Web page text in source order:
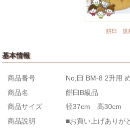
餠臼 規
基本情報
商品番号
No,臼 BM-8 2升用
商品名
餅臼B級品
商品サイズ
径37cm 高30cm
商品説明
■お買い上げありが